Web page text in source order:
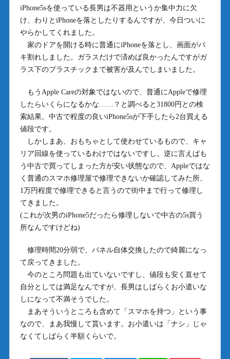
iPhone5sを使っている長男は不器用というか集中力に欠
け、わりとiPhoneを落としたりするんですが、今日ついに
やらかしてくれました。
家のドアを開ける時に普通にiPhoneを落とし、画面がバ
キ割れしました。ガラスだけで済めば良かったんですがガ
ラス下のプラスチックまで被害が及んでしまいました。
もうApple Careの対象ではないので、普通にAppleで修理
したらいくらになるかな……？と調べると31800円との検
索結果。中古で程度の良いiPhone5sが下手したら2台買える
値段です。
しかしまあ、おもちゃとして使わせているもので、キャ
リア回線を使っているわけではないですし、逆に言えばも
う中古で買ってしまった方が安い状態なので、Appleではな
く普通のスマホ修理屋で修理できないか確認してみた所、
1万円程度で修理できると言うので街中まで行って修理し
てきました。
(これが次男のiPhone5だったら修理しないで中古の5s買う
所なんですけどね)
修理時間20分弱で、パネル自体交換したので綺麗になっ
て戻ってきました。
今のところ問題も出ていないですし、値段も安く直せて
自分としては満足なんですが、長男はしばらくお小遣いな
しになって不満そうでした。
まあそういうところも含めて「スマホを持つ」という事
なので、まあ我慢して貰います。お小遣いは「ナシ」じゃ
なくてしばらく半額くらいで。